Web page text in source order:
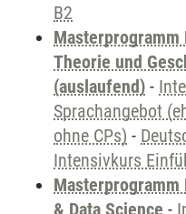
B2
Theorie und
(auslaufend) -
Sprachangebot
ohne CPs) -
Intensivkurs
Masterprogramm
& Data Science -